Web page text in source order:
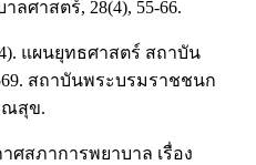
ลศาสตร์, 28(4), 55-66.
แผนยุทธศาสตร์ สถาบัน
สถาบันพระบรมราชชนก
ณสุข.
ศสภาการพยาบาล เรื่อง